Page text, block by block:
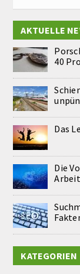
AKTUELLE
40
Das
Die
KATEGORIEN